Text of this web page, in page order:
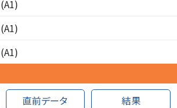
(A1)
(A1)
(A1)
直前データ 結果